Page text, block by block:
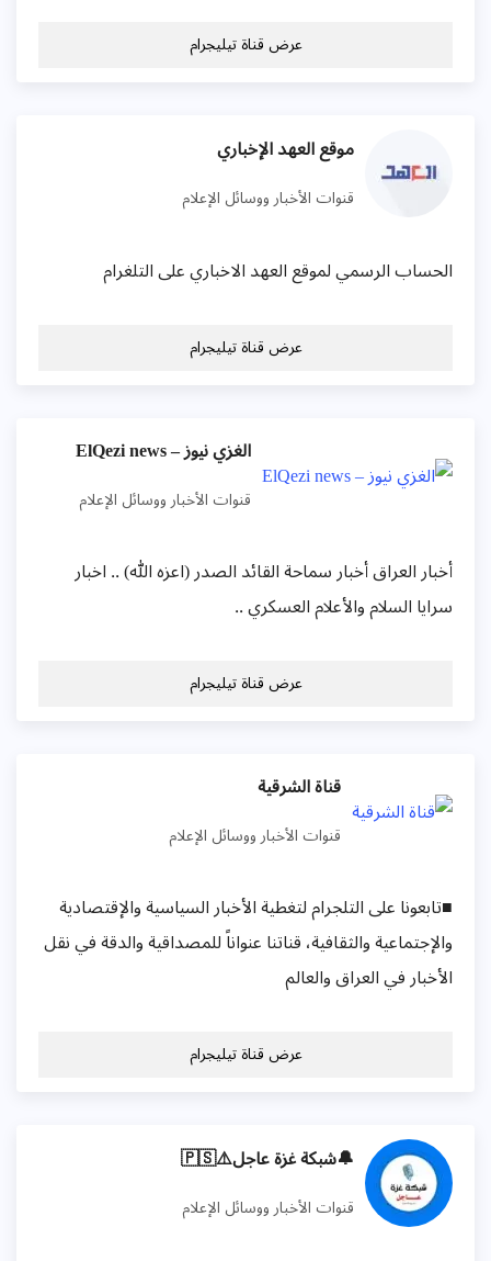
عرض قناة تيليجرام
موقع العهد الإخباري
قنوات الأخبار ووسائل الإعلام
الحساب الرسمي لموقع العهد الاخباري على التلغرام
عرض قناة تيليجرام
الغزي نيوز – ElQezi news
قنوات الأخبار ووسائل الإعلام
أخبار العراق أخبار سماحة القائد الصدر (اعزه الله) .. اخبار
سرايا السلام والأعلام العسكري ..
عرض قناة تيليجرام
قناة الشرقية
قنوات الأخبار ووسائل الإعلام
■تابعونا على التلجرام لتغطية الأخبار السياسية والإقتصادية
والإجتماعية والثقافية، قناتنا عنواناً للمصداقية والدقة في نقل
الأخبار في العراق والعالم
عرض قناة تيليجرام
🔔شبكة غزة عاجل⚠️🇵🇸
قنوات الأخبار ووسائل الإعلام